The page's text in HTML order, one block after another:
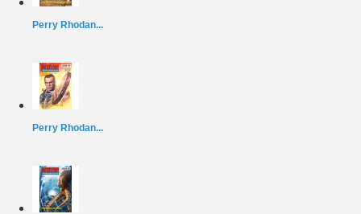
Perry Rhodan...
Perry Rhodan...